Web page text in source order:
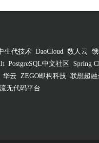
生代技术 DaoCloud 数人云
PostgreSQL中文社区
Spring
华云 ZEGO即构科技 联想超融
无代码平台